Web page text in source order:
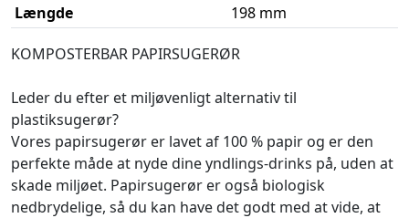
Længde
198 mm
KOMPOSTERBAR PAPIRSUGERØR
Leder du efter et miljøvenligt alternativ til
plastiksugerør?
Vores papirsugerør er lavet af 100 % papir og er den
perfekte måde at nyde dine yndlings-drinks på, uden at
skade miljøet. Papirsugerør er også biologisk
nedbrydelige, så du kan have det godt med at vide, at